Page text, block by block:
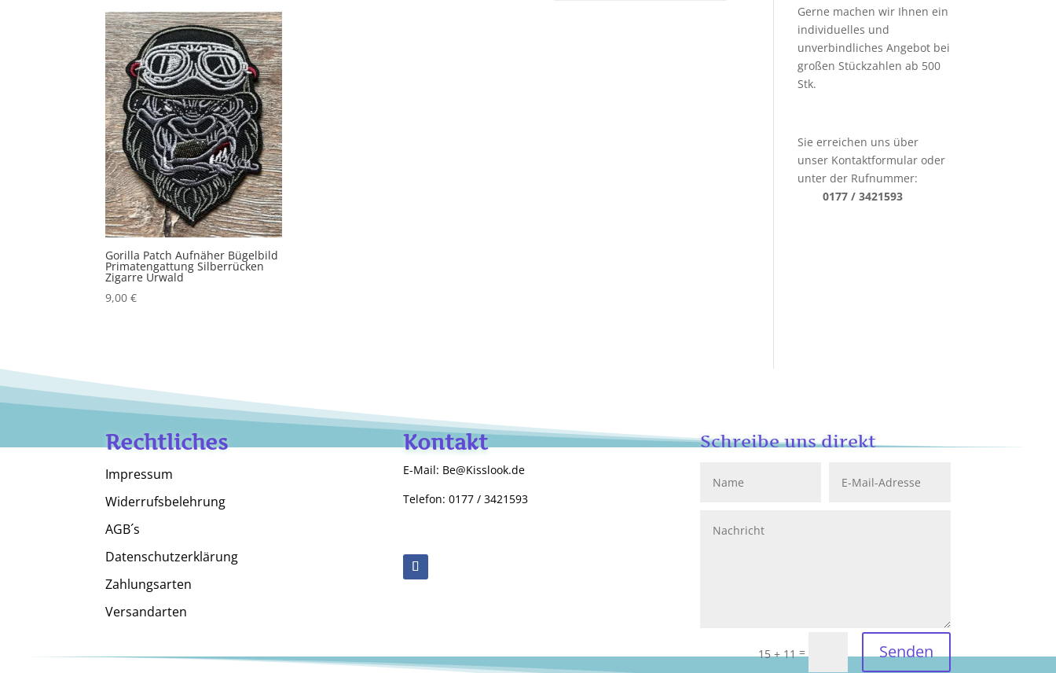
Gorilla Patch Aufnäher Bügelbild
Primatengattung Silberrücken
Zigarre Urwald
9,00€
Gerne machen wir Ihnen ein
individuelles und
unverbindliches Angebot bei
großen Stückzahlen ab 500
Stk.
Sie erreichen uns über
unser Kontaktformular oder
unter der Rufnummer:
0177 / 3421593
Rechtliches
Impressum
Widerrufsbelehrung
AGB´s
Datenschutzerklärung
Zahlungsarten
Versandarten
Kontakt
E-Mail: Be@Kisslook.de
Telefon: 0177 / 3421593
Schreibe uns direkt
15 + 11 = Senden